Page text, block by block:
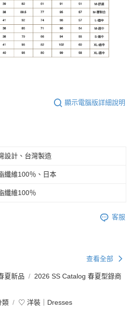
顯示電腦版詳細說明
設計、台灣製造
纖維100％、日本
纖維100％
客服
查看全部
夏新品
2026 SS Catalog 春夏型錄商
類 ♡ 洋裝｜Dresses